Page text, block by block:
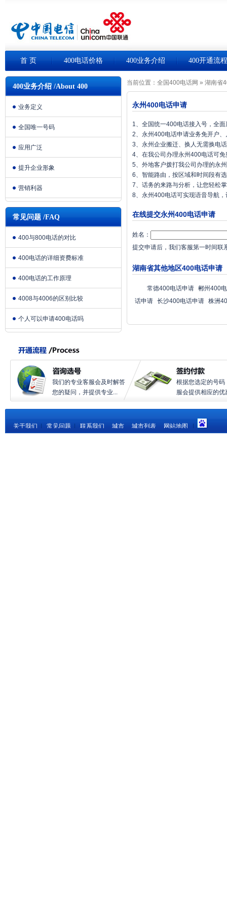
首 页 400电话价格 400业务介绍 400开通流程
400业务介绍 /About 400
业务定义
全国唯一号码
应用广泛
提升企业形象
营销利器
常见问题 /FAQ
400与800电话的对比
400电话的详细资费标准
400电话的工作原理
4008与4006的区别比较
个人可以申请400电话吗
当前位置： 全国400电话网 » 湖南省
永州400电话申请
1、全国统一400电话接入号，全
2、永州400电话申请业务免开户
3、永州企业搬迁、换人无需换电
4、在我公司办理永州400电话可
5、外地客户拨打我公司办理的永
6、智能路由，按区域和时间段有
7、话务的来路与分析，让您轻松
8、永州400电话可实现语音导航
在线提交永州400电话申请
姓名：
提交申请后，我们客服第一时间联
湖南省其他地区400电话申请
常德400电话申请 郴州400
话申请 长沙400电话申请 株洲
我们的专业客服会及时解答
您的疑问，并提供专业...
根据您选定的号码
服会提供相应的优
关于我们 常见问题 联系我们 城市 城市列表 网站地图